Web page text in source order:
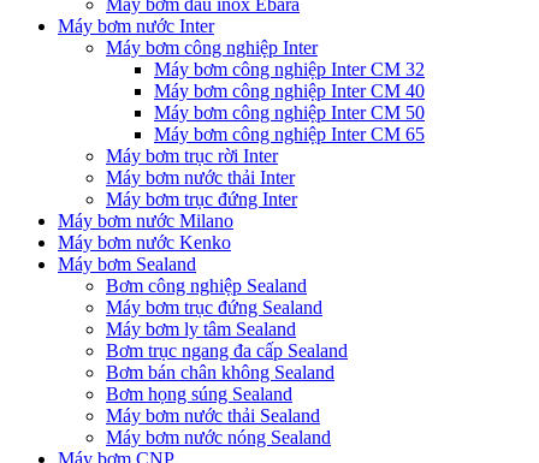
Máy bơm đầu inox Ebara
Máy bơm nước Inter
Máy bơm công nghiệp Inter
Máy bơm công nghiệp Inter CM 32
Máy bơm công nghiệp Inter CM 40
Máy bơm công nghiệp Inter CM 50
Máy bơm công nghiệp Inter CM 65
Máy bơm trục rời Inter
Máy bơm nước thải Inter
Máy bơm trục đứng Inter
Máy bơm nước Milano
Máy bơm nước Kenko
Máy bơm Sealand
Bơm công nghiệp Sealand
Máy bơm trục đứng Sealand
Máy bơm ly tâm Sealand
Bơm trục ngang đa cấp Sealand
Bơm bán chân không Sealand
Bơm họng súng Sealand
Máy bơm nước thải Sealand
Máy bơm nước nóng Sealand
Máy bơm CNP